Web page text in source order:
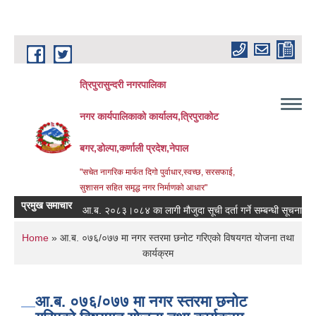
Skip to main content
त्रिपुरासुन्दरी नगरपालिका
नगर कार्यपालिकाको कार्यालय,त्रिपुराकोट
बगर,डोल्पा,कर्णाली प्रदेश,नेपाल
"सचेत नागरिक मार्फत दिगो पुर्वाधार,स्वच्छ, सरसफाई,
सुशासन सहित समृद्ध नगर निर्माणको आधार"
प्रमुख समाचारआ.ब. २०८३।०८४ का लागी मौजुदा सूची दर्ता गर्ने सम्बन्धी सूचना ।
You are here
Home » आ.ब. ०७६/०७७ मा नगर स्तरमा छनोट गरिएकाे विषयगत योजना तथा
कार्यक्रम
आ.ब. ०७६/०७७ मा नगर स्तरमा छनोट